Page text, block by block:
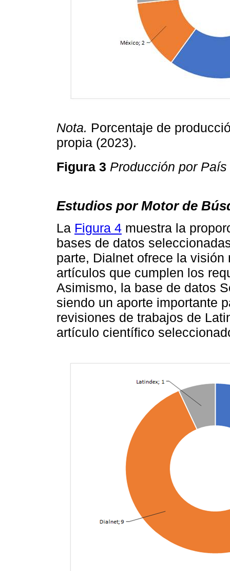
Nota. Porcentaje de
propia (2023).
Figura 3 Producción por
Estudios por Motor de
La Figura 4 muestra la
bases de datos
parte, Dialnet ofrece la
artículos que cumplen los
Asimismo, la base de datos
siendo un aporte importante
revisiones de trabajos de
artículo científico